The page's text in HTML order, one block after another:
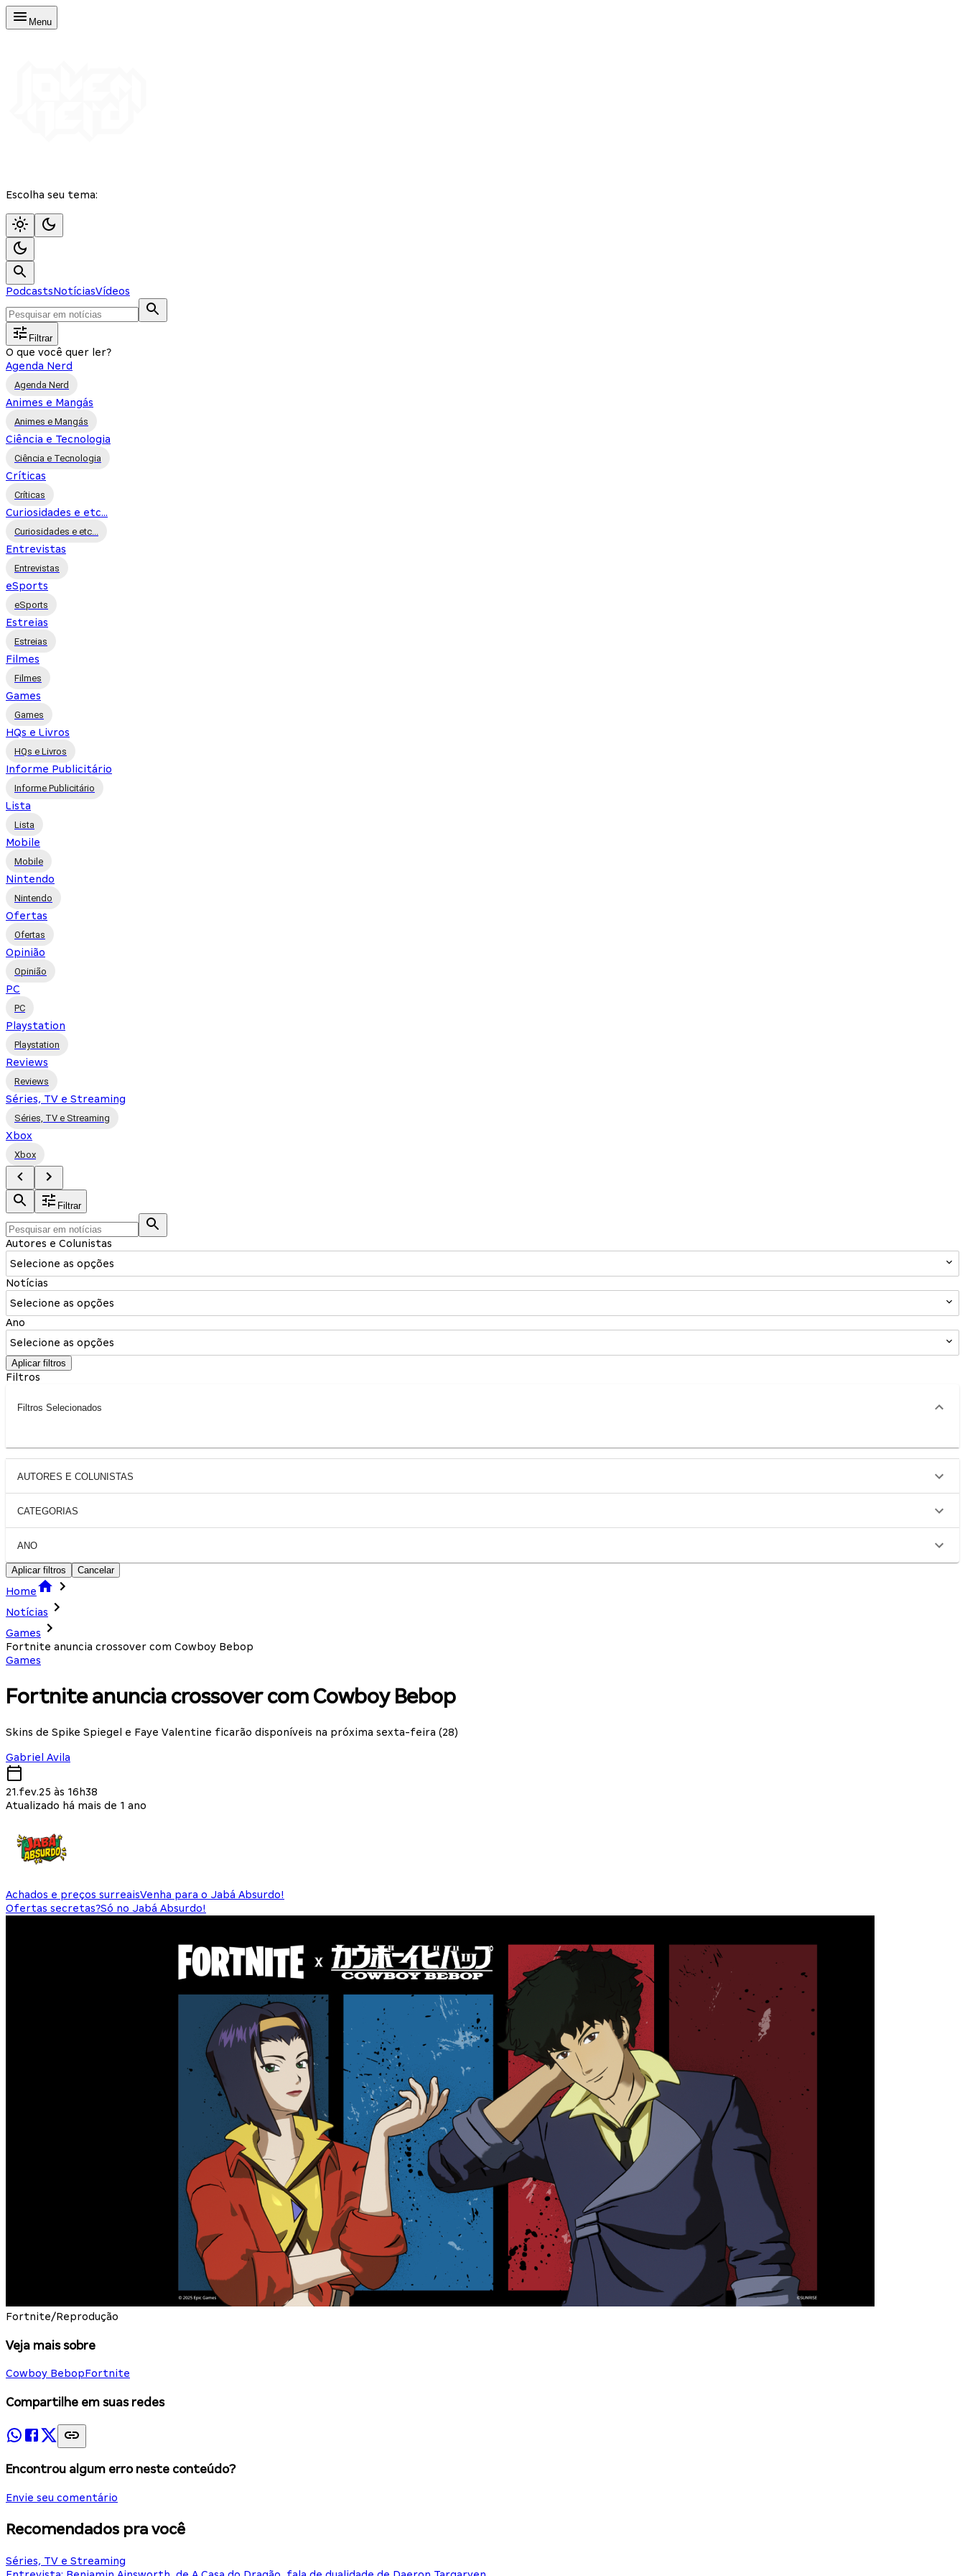
Menu
Escolha seu tema:
PodcastsNotíciasVídeos
Filtrar
O que você quer ler?
Agenda Nerd
Agenda Nerd
Animes e Mangás
Animes e Mangás
Ciência e Tecnologia
Ciência e Tecnologia
Críticas
Críticas
Curiosidades e etc...
Curiosidades e etc...
Entrevistas
Entrevistas
eSports
eSports
Estreias
Estreias
Filmes
Filmes
Games
Games
HQs e Livros
HQs e Livros
Informe Publicitário
Informe Publicitário
Lista
Lista
Mobile
Mobile
Nintendo
Nintendo
Ofertas
Ofertas
Opinião
Opinião
PC
PC
Playstation
Playstation
Reviews
Reviews
Séries, TV e Streaming
Séries, TV e Streaming
Xbox
Xbox
Filtrar
Autores e Colunistas
Selecione as opções
Notícias
Selecione as opções
Ano
Selecione as opções
Aplicar filtros
Filtros
Filtros Selecionados
AUTORES E COLUNISTAS
CATEGORIAS
ANO
Aplicar filtros Cancelar
Home
Notícias
Games
Fortnite anuncia crossover com Cowboy Bebop
Games
Fortnite anuncia crossover com Cowboy Bebop
Skins de Spike Spiegel e Faye Valentine ficarão disponíveis na próxima sexta-feira (28)
Gabriel Avila
21.fev.25 às 16h38
Atualizado há mais de 1 ano
Achados e preços surreaisVenha para o Jabá Absurdo!
Ofertas secretas?Só no Jabá Absurdo!
Fortnite/Reprodução
Veja mais sobre
Cowboy BebopFortnite
Compartilhe em suas redes
Encontrou algum erro neste conteúdo?
Envie seu comentário
Recomendados pra você
Séries, TV e Streaming